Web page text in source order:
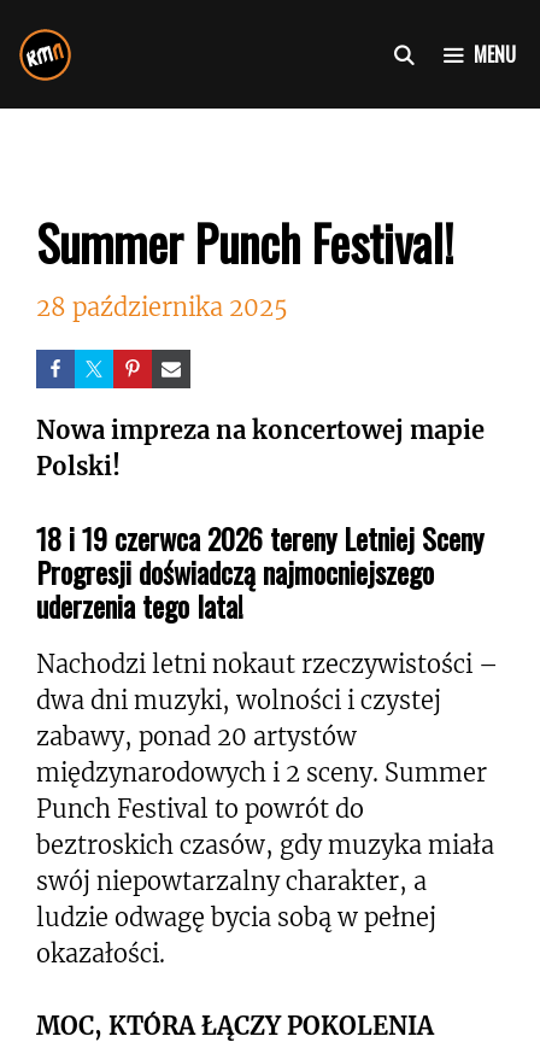
do
treści
MENU
Summer Punch Festival!
28 października 2025
Nowa impreza na koncertowej mapie
Polski!
18 i 19 czerwca 2026 tereny Letniej Sceny
Progresji doświadczą najmocniejszego
uderzenia tego lata!
Nachodzi letni nokaut rzeczywistości –
dwa dni muzyki, wolności i czystej
zabawy, ponad 20 artystów
międzynarodowych i 2 sceny. Summer
Punch Festival to powrót do
beztroskich czasów, gdy muzyka miała
swój niepowtarzalny charakter, a
ludzie odwagę bycia sobą w pełnej
okazałości.
MOC, KTÓRA ŁĄCZY POKOLENIA